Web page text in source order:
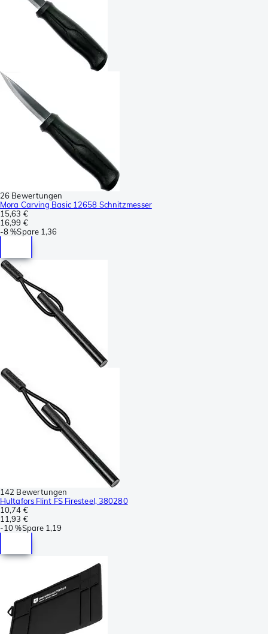
26 Bewertungen
Mora Carving Basic 12658 Schnitzmesser
15,63 €
16,99 €
-8 %Spare 1,36
142 Bewertungen
Hultafors Flint FS Firesteel, 380280
10,74 €
11,93 €
-10 %Spare 1,19